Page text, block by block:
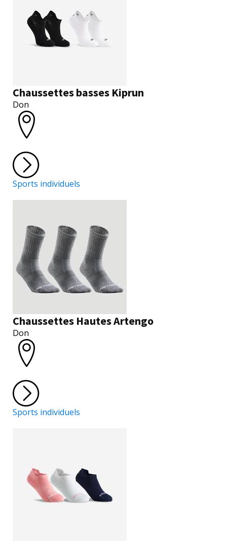
Chaussettes basses Kiprun
Don
Sports individuels
Chaussettes Hautes Artengo
Don
Sports individuels